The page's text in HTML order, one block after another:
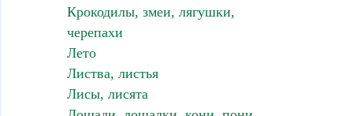
Крокодилы, змеи, лягушки,
черепахи
Лето
Листва, листья
Лисы, лисята